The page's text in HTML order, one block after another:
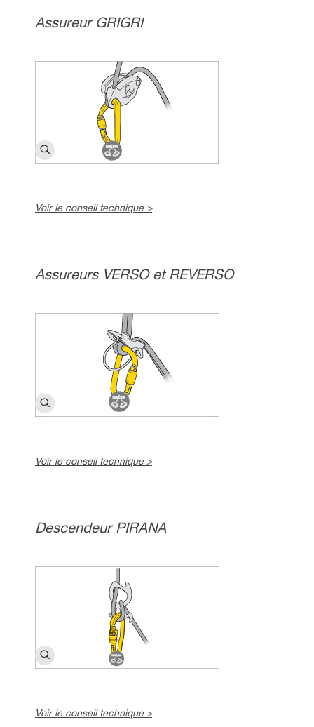
Assureur GRIGRI
Voir le conseil technique >
Assureurs VERSO et REVERSO
Voir le conseil technique >
Descendeur PIRANA
Voir le conseil technique >